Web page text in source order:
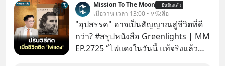
Mission To The Moon ยืนยันแล้ว
เมื่อวาน เวลา 13:00 • หนังสือ
"อุปสรรค" อาจเป็นสัญญาณสู่ชีวิตที่ดี
กว่า? #สรุปหนังสือ Greenlights | MM
EP.2725 “ไฟแดงในวันนี้ แท้จริงแล้ว